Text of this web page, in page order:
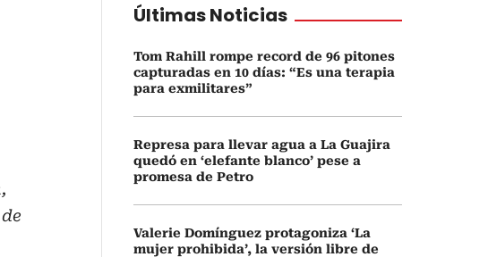
Últimas Noticias
Tom Rahill rompe record de 96 pitones
capturadas en 10 días: “Es una terapia
para exmilitares”
Represa para llevar agua a La Guajira
quedó en ‘elefante blanco’ pese a
promesa de Petro
Valerie Domínguez protagoniza ‘La
mujer prohibida’, la versión libre de